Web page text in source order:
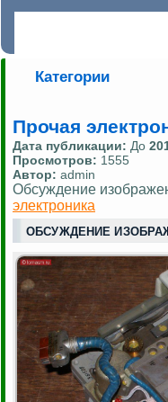
Категории
Прочая
Дата публикации: До
Просмотров: 1555
Автор: admin
Обсуждение
электроника
ОБСУЖДЕНИЕ